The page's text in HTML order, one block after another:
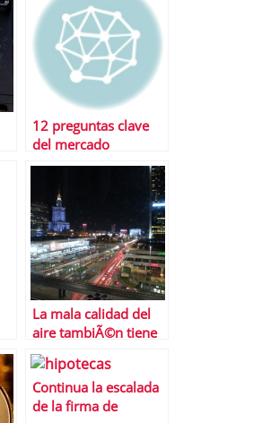
12 preguntas clave
del mercado
inmobiliario de la
mano de Borja Mateo
La mala calidad del
aire tambiÃ©n tiene
un coste econÃ³mico
Continua la escalada
de la firma de